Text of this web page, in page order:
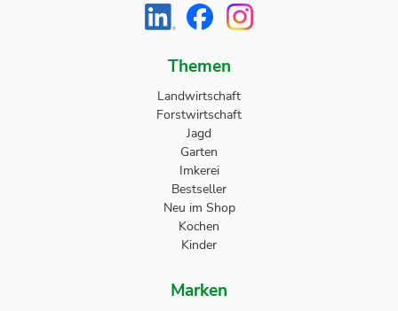
Themen
Landwirtschaft
Forstwirtschaft
Jagd
Garten
Imkerei
Bestseller
Neu im Shop
Kochen
Kinder
Marken